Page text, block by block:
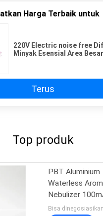
Harga Terbaik untuk
220V Electric noise free
Minyak Esensial Area Besar
Terus
Top produk
PBT Aluminium
Waterless
Nebulizer
Overflow